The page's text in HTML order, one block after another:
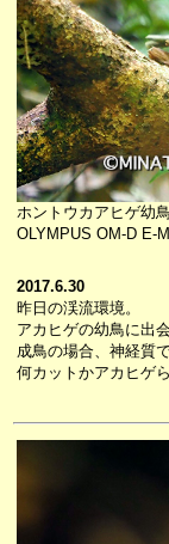
ホントウカアヒゲ幼鳥
OLYMPUS OM-D E-
2017.6.30
昨日の渓流環境。
アカヒゲの幼鳥に出
成鳥の場合、神経質
何カットかアカヒゲ